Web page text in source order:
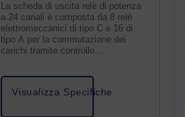
La scheda di uscita relè di potenza
a 24 canali è composta da 8 relè
elettromeccanici di tipo C e 16 di
tipo A per la commutazione dei
carichi tramite controllo
Visualizza Specifiche